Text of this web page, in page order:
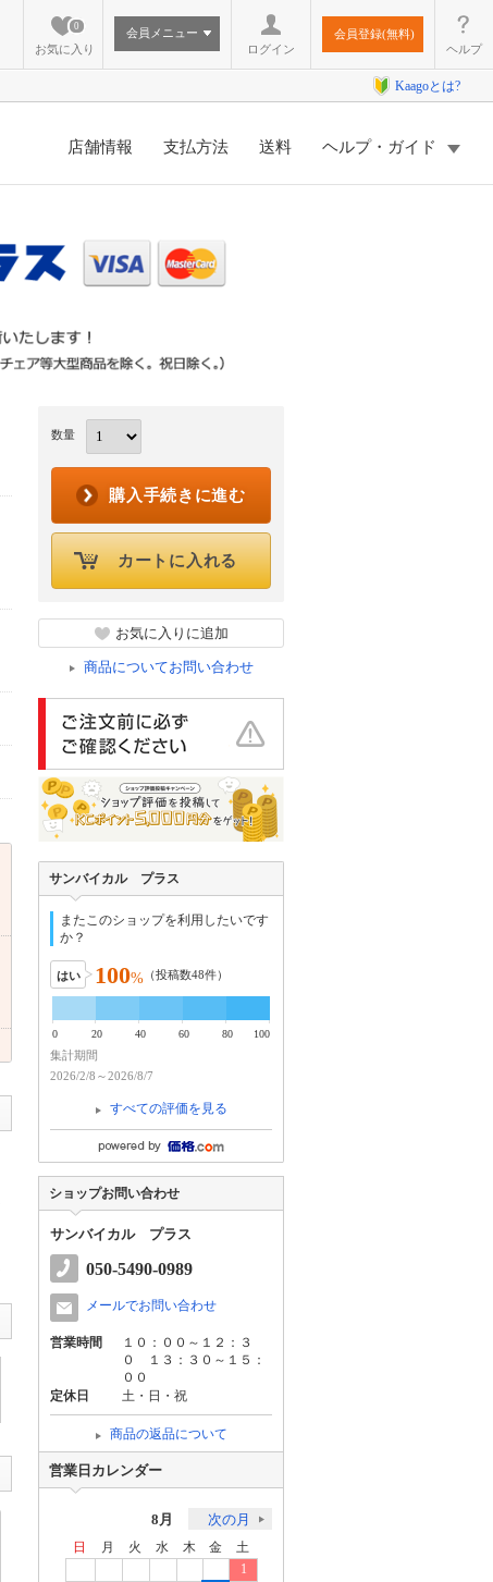
お気に入り
0
会員メニュー
ログイン
会員登録(無料)
ヘルプ
Kaagoとは?
店舗情報 支払方法 送料 ヘルプ・ガイド
数量
購入手続きに進む
カートに入れる
お気に入りに追加
商品についてお問い合わせ
サンバイカル プラス
またこのショップを利用したいです
か？
はい 100% （投稿数48件）
0 20 40 60 80 100
集計期間
2026/2/8～2026/8/7
すべての評価を見る
ショップお問い合わせ
サンバイカル プラス
050-5490-0989
メールでお問い合わせ
営業時間
１０：００～１２：３
０ １３：３０～１５：
００
定休日
土・日・祝
商品の返品について
営業日カレンダー
8月 次の月
日 月 火 水 木 金
土
1